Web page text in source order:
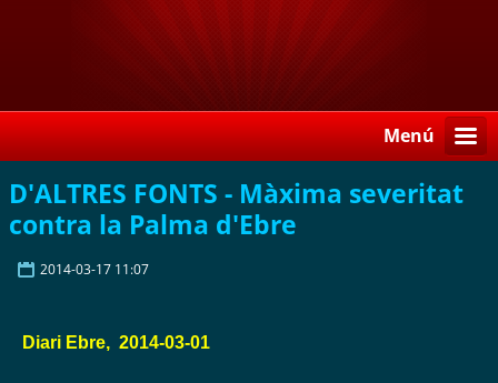
Menú
D'ALTRES FONTS - Màxima severitat
contra la Palma d'Ebre
2014-03-17 11:07
Diari Ebre, 2014-03-01